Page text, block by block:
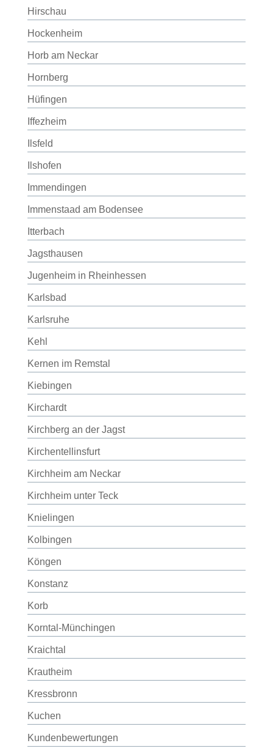
Hirschau
Hockenheim
Horb am Neckar
Hornberg
Hüfingen
Iffezheim
Ilsfeld
Ilshofen
Immendingen
Immenstaad am Bodensee
Itterbach
Jagsthausen
Jugenheim in Rheinhessen
Karlsbad
Karlsruhe
Kehl
Kernen im Remstal
Kiebingen
Kirchardt
Kirchberg an der Jagst
Kirchentellinsfurt
Kirchheim am Neckar
Kirchheim unter Teck
Knielingen
Kolbingen
Köngen
Konstanz
Korb
Korntal-Münchingen
Kraichtal
Krautheim
Kressbronn
Kuchen
Kundenbewertungen